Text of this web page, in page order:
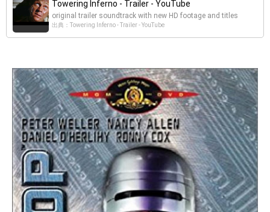
Towering Inferno - Trailer - YouTube
original trailer soundtrack with new HD footage and titles
出典：Towering Inferno - Trailer - YouTube